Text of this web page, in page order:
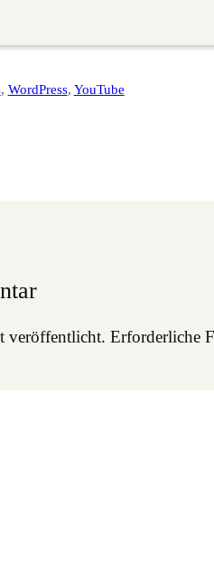
, WordPress, YouTube
veröffentlicht. Erforderliche